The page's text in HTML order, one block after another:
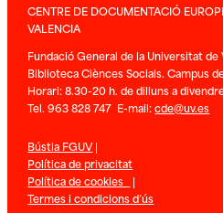
CENTRE DE DOCUMENTACIÓ
VALENCIA
Fundació General de la Universitat de
Biblioteca Ciènces Socials. Campus
Horari: 8.30-20 h. de dilluns a
Tel. 963 828 747 E-mail:cde@uv.es
Bústia FGUV|
Política de privacitat
Política de cookies |
Termes i condicions d’ús